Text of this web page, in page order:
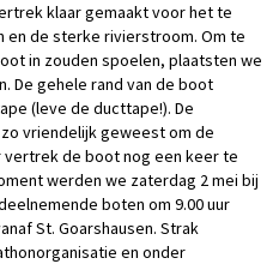
klaar gemaakt voor het te
en de sterke rivierstroom. Om te
in zouden spoelen, plaatsten we
De gehele rand van de boot
(leve de ducttape!). De
vriendelijk geweest om de
de boot nog een keer te
werden we zaterdag 2 mei bij
boten om 9.00 uur
St. Goarshausen. Strak
en onder